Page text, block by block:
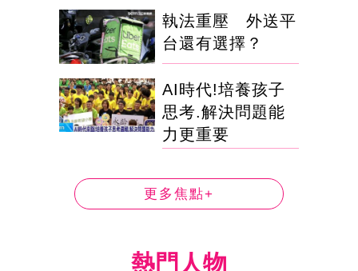
執法重壓 外送平
台還有選擇？
AI時代!培養孩子
思考.解決問題能
力更重要
更多焦點+
熱門人物